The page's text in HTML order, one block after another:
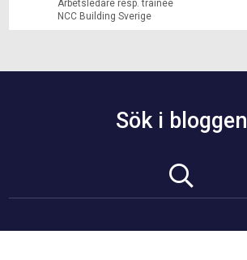
Arbetsledare resp. trainee
NCC Building Sverige
Sök i bloggen